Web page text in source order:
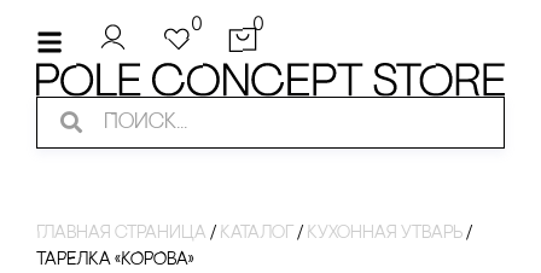
0 0
Главная страница / Каталог / Кухонная утварь /
ТАРЕЛКА «КОРОВА»